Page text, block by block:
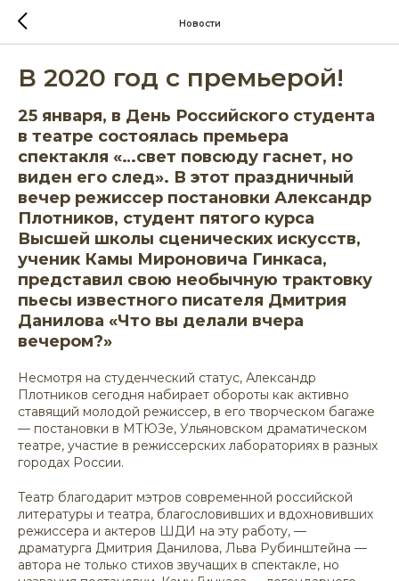
Новости
В 2020 год с премьерой!
25 января, в День Российского студента
в театре состоялась премьера
спектакля «…свет повсюду гаснет, но
виден его след». В этот праздничный
вечер режиссер постановки Александр
Плотников, студент пятого курса
Высшей школы сценических искусств,
ученик Камы Мироновича Гинкаса,
представил свою необычную трактовку
пьесы известного писателя Дмитрия
Данилова «Что вы делали вчера
вечером?»
Несмотря на студенческий статус, Александр
Плотников сегодня набирает обороты как активно
ставящий молодой режиссер, в его творческом багаже
— постановки в МТЮЗе, Ульяновском драматическом
театре, участие в режиссерских лабораториях в разных
городах России.
Театр благодарит мэтров современной российской
литературы и театра, благословивших и вдохновивших
режиссера и актеров ШДИ на эту работу, —
драматурга Дмитрия Данилова, Льва Рубинштейна —
автора не только стихов звучащих в спектакле, но